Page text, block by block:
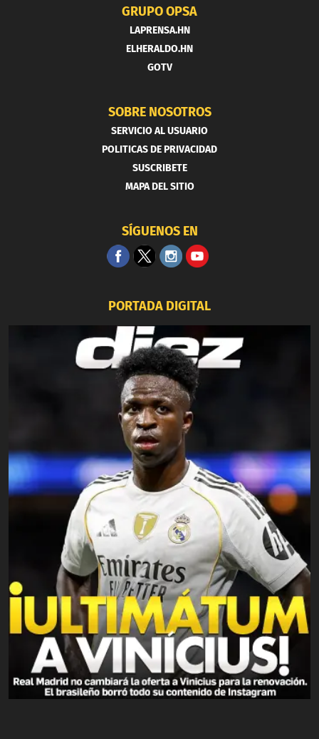
GRUPO OPSA
LAPRENSA.HN
ELHERALDO.HN
GOTV
SOBRE NOSOTROS
SERVICIO AL USUARIO
POLITICAS DE PRIVACIDAD
SUSCRIBETE
MAPA DEL SITIO
SÍGUENOS EN
PORTADA DIGITAL